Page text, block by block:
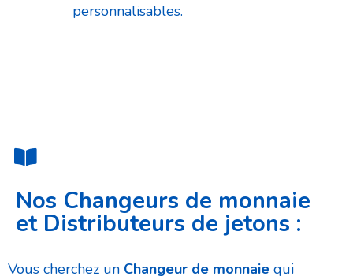
personnalisables.
Nos Changeurs de monnaie
et Distributeurs de jetons :
Vous cherchez un Changeur de monnaie qui